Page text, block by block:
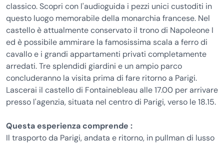
classico. Scopri con l'audioguida i pezzi unici custoditi in
questo luogo memorabile della monarchia francese. Nel
castello è attualmente conservato il trono di Napoleone I
ed è possibile ammirare la famosissima scala a ferro di
cavallo e i grandi appartamenti privati completamente
arredati. Tre splendidi giardini e un ampio parco
concluderanno la visita prima di fare ritorno a Parigi.
Lascerai il castello di Fontainebleau alle 17.00 per arrivare
presso l'agenzia, situata nel centro di Parigi, verso le 18.15.
Questa esperienza comprende :
Il trasporto da Parigi, andata e ritorno, in pullman di lusso